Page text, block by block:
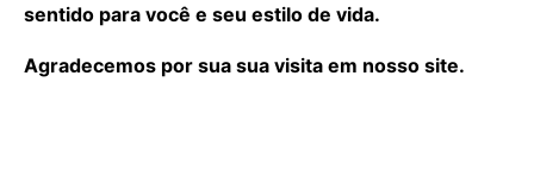
sentido para você e seu estilo de vida.
Agradecemos por sua sua visita em nosso site.